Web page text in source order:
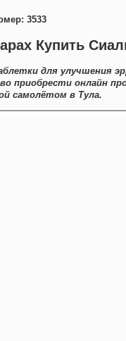
3533
Купить
для улучшения
приобрести онлайн
самолётом в Тула.